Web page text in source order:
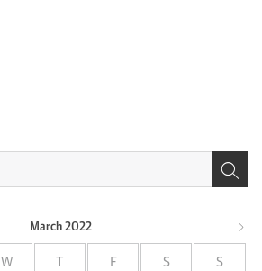
March 2022
W F S S